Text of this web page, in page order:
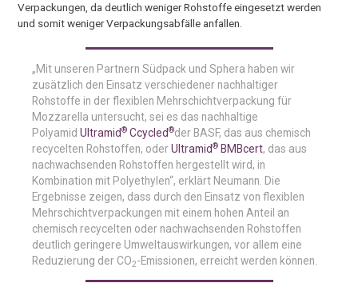
Verpackungen, da deutlich weniger Rohstoffe eingesetzt werden
und somit weniger Verpackungsabfälle anfallen.
„Mit unseren Partnern Südpack und Sphera haben wir
zusätzlich den Einsatz verschiedener nachhaltiger
Rohstoffe in der flexiblen Mehrschichtverpackung für
Mozzarella untersucht, sei es das nachhaltige
PolyamidUltramid® Ccycled®der BASF, das aus chemisch
recycelten Rohstoffen, oderUltramid® BMBcert, das aus
nachwachsenden Rohstoffen hergestellt wird, in
Kombination mit Polyethylen“, erklärt Neumann. Die
Ergebnisse zeigen, dass durch den Einsatz von flexiblen
Mehrschichtverpackungen mit einem hohen Anteil an
chemisch recycelten oder nachwachsenden Rohstoffen
deutlich geringere Umweltauswirkungen, vor allem eine
Reduzierung der CO2-Emissionen, erreicht werden können.